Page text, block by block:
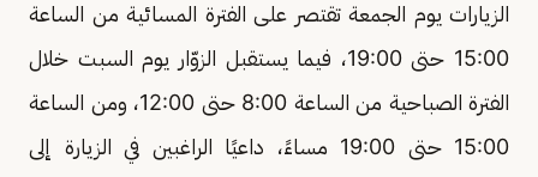
الزيارات يوم الجمعة تقتصر على الفترة المسائية من الساعة
15:00 حتى 19:00، فيما يستقبل الزوّار يوم السبت خلال
الفترة الصباحية من الساعة 8:00 حتى 12:00، ومن الساعة
15:00 حتى 19:00 مساءً، داعيًا الراغبين في الزيارة إلى